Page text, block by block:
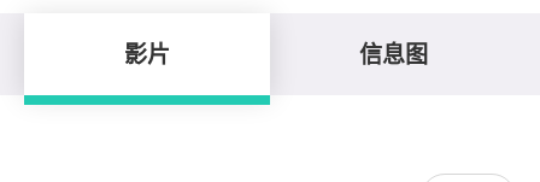
影片 信息图